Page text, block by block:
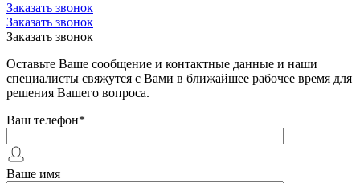
Заказать звонок
Заказать звонок
Заказать звонок
Оставьте Ваше сообщение и контактные данные и наши
специалисты свяжутся с Вами в ближайшее рабочее время для
решения Вашего вопроса.
Ваш телефон*
Ваше имя